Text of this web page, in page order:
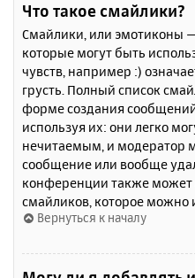
Что такое смайлики?
Смайлики, или эмотиконы
которые могут быть
чувств, например :)
грусть. Полный список
форме создания
используя их: они легко
нечитаемым, и модератор
сообщение или вообще
конференции также может
смайликов, которое можно
Вернуться к началу